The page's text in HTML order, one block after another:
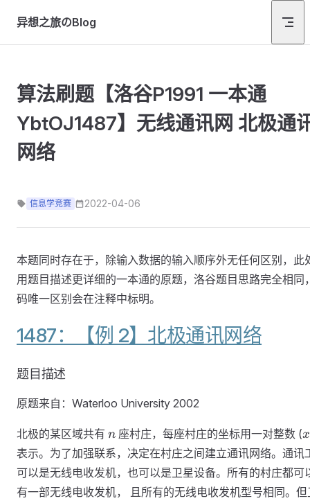
Skip to content
异想之旅のBlog
算法刷题【洛谷P1991 一本通
YbtOJ1487】无线通讯网 北极通
网络
信息学竞赛 2022-04-06
本题同时存在于，除输入数据的输入顺序外无任何区别，此
用题目描述更详细的一本通的原题，洛谷题目思路完全相同
码唯一区别会在注释中标明。
1487：【例 2】北极通讯网络
题目描述
原题来自：Waterloo University 2002
北极的某区域共有 n
n 座村庄，每座村庄的坐标用一对整数 (x
表示。为了加强联系，决定在村庄之间建立通讯网络。通讯
可以是无线电收发机，也可以是卫星设备。所有的村庄都可
有一部无线电收发机， 且所有的无线电收发机型号相同。但